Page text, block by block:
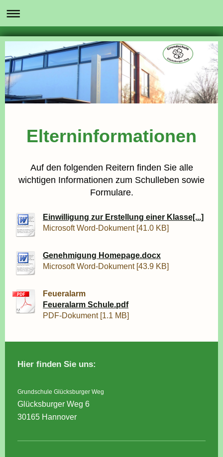
Elterninformationen
Auf den folgenden Reitern finden Sie alle
wichtigen Informationen zum Schulleben sowie
Formulare.
Einwilligung zur Erstellung einer Klasse[...]
Microsoft Word-Dokument [41.0 KB]
Genehmigung Homepage.docx
Microsoft Word-Dokument [43.9 KB]
Feueralarm
Feueralarm Schule.pdf
PDF-Dokument [1.1 MB]
Hier finden Sie uns:
Grundschule Glücksburger Weg
Glücksburger Weg 6
30165 Hannover